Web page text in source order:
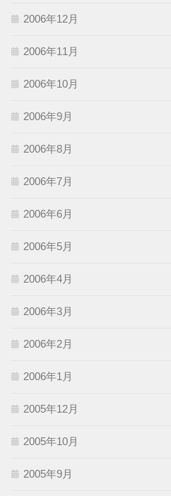
2006年12月
2006年11月
2006年10月
2006年9月
2006年8月
2006年7月
2006年6月
2006年5月
2006年4月
2006年3月
2006年2月
2006年1月
2005年12月
2005年10月
2005年9月